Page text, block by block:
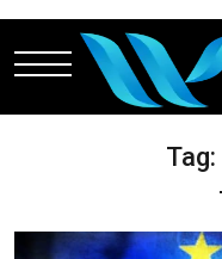
Przejdź do treści
Tag: